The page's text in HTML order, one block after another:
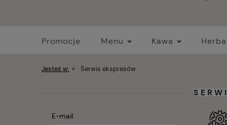
Promocje Menu Kawa
Strefa baristy Nowości
Jesteś w: » Serwis ekspresów
E-mail: